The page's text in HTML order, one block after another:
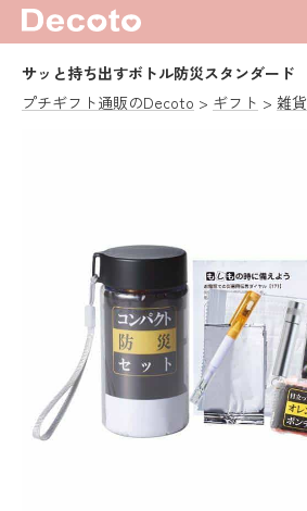
サッと持ち出すボトル防災スタンダード
プチギフト通販のDecoto
ギフト 雑貨